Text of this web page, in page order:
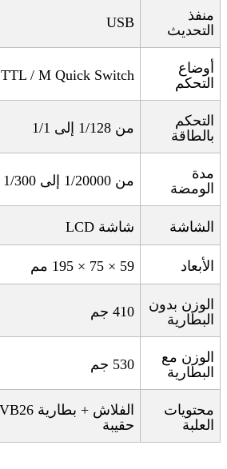
منفذ
التحديث
USB
أوضاع
التحكم
TTL / M Quick Switch
التحكم
بالطاقة
من 1/1 إلى 1/128
مدة
الومضة
من 1/300 إلى 1/20000
الشاشة شاشة LCD
الأبعاد 195 × 75 × 59 مم
الوزن بدون
البطارية
410 جم
الوزن مع
البطارية
530 جم
محتويات
العلبة
الفلاش + بطارية VB26 +
حقيبة